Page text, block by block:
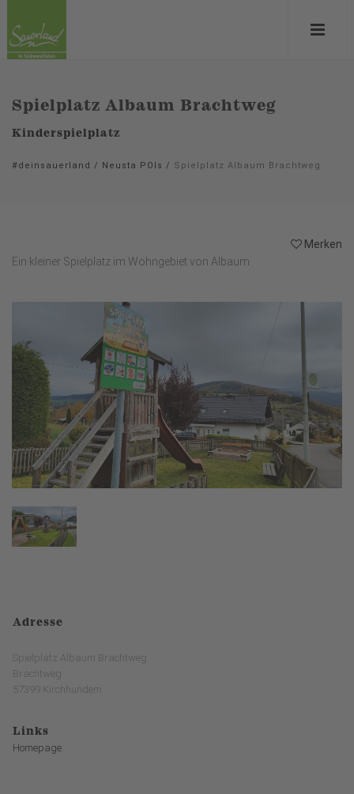
Spielplatz Albaum Brachtweg
Kinderspielplatz
#deinsauerland / Neusta POIs / Spielplatz Albaum Brachtweg
Merken
Ein kleiner Spielplatz im Wohngebiet von Albaum
Adresse
Spielplatz Albaum Brachtweg
Brachtweg
57399 Kirchhundem
Links
Homepage